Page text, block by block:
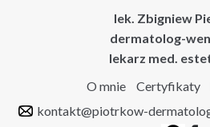
lek. Zbigniew
dermatolog-
lekarz med.
O mnie
Certyfikaty
kontakt@piotrkow-